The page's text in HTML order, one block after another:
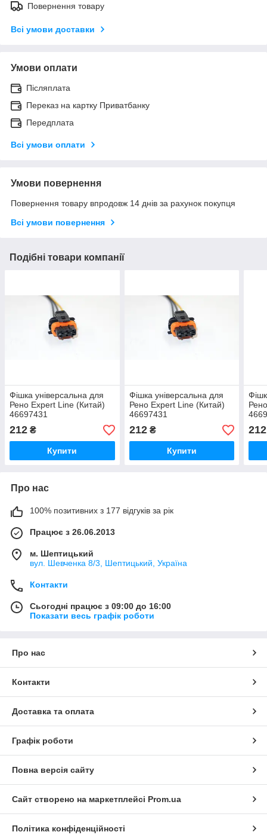
Повернення товару
Всі умови доставки
Умови оплати
Післяплата
Переказ на картку Приватбанку
Передплата
Всі умови оплати
Умови повернення
Повернення товару впродовж 14 днів за рахунок покупця
Всі умови повернення
Подібні товари компанії
Фішка універсальна для
Рено Expert Line (Китай)
46697431
212 ₴
Купити
Фішка універсальна для
Рено Expert Line (Китай)
46697431
212₴
Купити
212
Про нас
100% позитивних з 177 відгуків за рік
Працює з 26.06.2013
м. Шептицький
вул. Шевченка 8/3, Шептицький, Україна
Контакти
Сьогодні працює з 09:00 до 16:00
Показати весь графік роботи
Про нас
Контакти
Доставка та оплата
Графік роботи
Повна версія сайту
Сайт створено на маркетплейсі Prom.ua
Політика конфіденційності